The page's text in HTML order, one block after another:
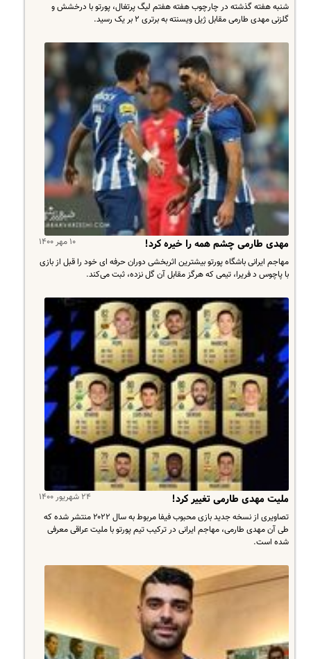
شنبه هفته گذشته در چارچوب هفته هفتم لیگ پرتغال، پورتو با درخشش و
گلزنی مهدی طارمی مقابل ژیل ویسنته به برتری ۲ بر یک رسید.
۱۰ مهر ۱۴۰۰ مهدی طارمی چشم همه را خیره کرد!
مهاجم ایرانی باشگاه پورتو بیشترین اثربخشی دوران حرفه ای خود را قبل از بازی
با پاچوس د فریرا، تیمی که هرگز مقابل آن گل نزده، ثبت می‌کند.
۲۴ شهریور ۱۴۰۰ ملیت مهدی طارمی تغییر کرد!
تصاویری از نسخه جدید بازی محبوب فیفا مربوط به سال ۲۰۲۲ منتشر شده که
طی آن مهدی طارمی، مهاجم ایرانی در ترکیب تیم پورتو با ملیت عراقی معرفی
شده است.